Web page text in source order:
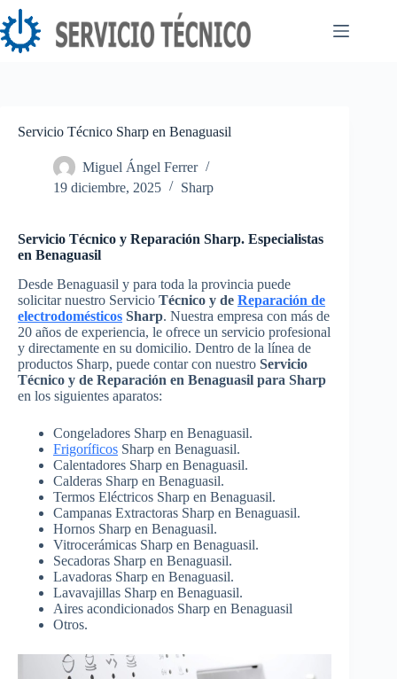
Saltar
al
contenido
Servicio Técnico Sharp en Benaguasil
Miguel Ángel Ferrer
19 diciembre, 2025
Sharp
Servicio Técnico y Reparación Sharp. Especialistas
en Benaguasil
Desde Benaguasil y para toda la provincia puede
solicitar nuestro Servicio Técnico y de Reparación de
electrodomésticos Sharp. Nuestra empresa con más de
20 años de experiencia, le ofrece un servicio profesional
y directamente en su domicilio. Dentro de la línea de
productos Sharp, puede contar con nuestro Servicio
Técnico y de Reparación en Benaguasil para Sharp
en los siguientes aparatos:
Congeladores Sharp en Benaguasil.
Frigoríficos Sharp en Benaguasil.
Calentadores Sharp en Benaguasil.
Calderas Sharp en Benaguasil.
Termos Eléctricos Sharp en Benaguasil.
Campanas Extractoras Sharp en Benaguasil.
Hornos Sharp en Benaguasil.
Vitrocerámicas Sharp en Benaguasil.
Secadoras Sharp en Benaguasil.
Lavadoras Sharp en Benaguasil.
Lavavajillas Sharp en Benaguasil.
Aires acondicionados Sharp en Benaguasil
Otros.